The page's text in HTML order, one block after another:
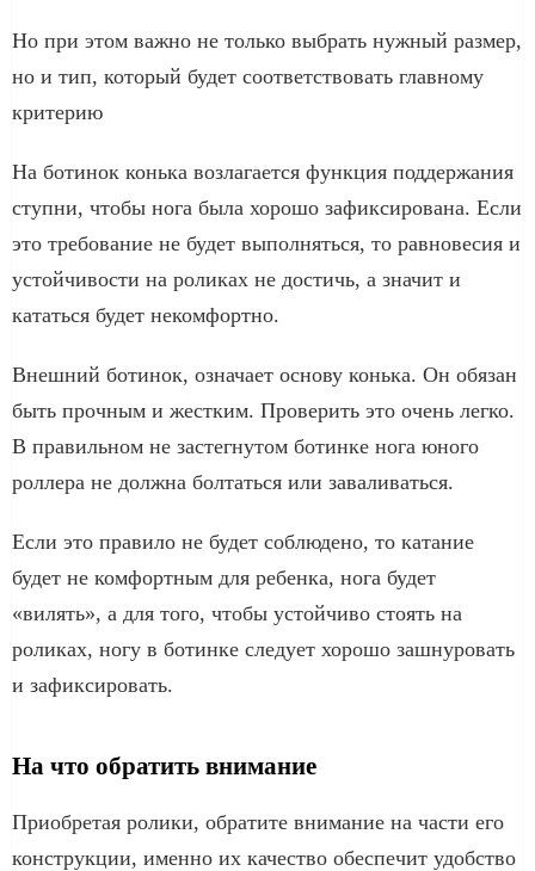
Но при этом важно не только выбрать нужный размер,
но и тип, который будет соответствовать главному
критерию
На ботинок конька возлагается функция поддержания
ступни, чтобы нога была хорошо зафиксирована. Если
это требование не будет выполняться, то равновесия и
устойчивости на роликах не достичь, а значит и
кататься будет некомфортно.
Внешний ботинок, означает основу конька. Он обязан
быть прочным и жестким. Проверить это очень легко.
В правильном не застегнутом ботинке нога юного
роллера не должна болтаться или заваливаться.
Если это правило не будет соблюдено, то катание
будет не комфортным для ребенка, нога будет
«вилять», а для того, чтобы устойчиво стоять на
роликах, ногу в ботинке следует хорошо зашнуровать
и зафиксировать.
На что обратить внимание
Приобретая ролики, обратите внимание на части его
конструкции, именно их качество обеспечит удобство